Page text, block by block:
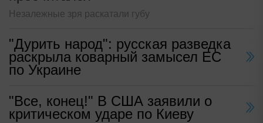
Незалежные зря раскатали губу
"Дурить народ": русская разведка
раскрыла коварный замысел ЕС
по Украине
"Все, конец!" В США заявили о
критическом ударе по Киеву